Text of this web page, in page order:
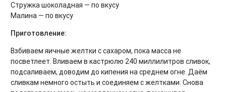
Стружка шоколадная — по вкусу
Малина — по вкусу
Приготовление:
Взбиваем яичные желтки с сахаром, пока масса не
посветлеет. Вливаем в кастрюлю 240 миллилитров сливок,
подсаливаем, доводим до кипения на среднем огне. Даём
сливкам немного остыть и соединяем с желтками. Снова